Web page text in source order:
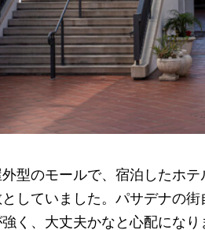
型のモールで、宿泊したホ
していました。パサデナの
く、大丈夫かなと心配になり